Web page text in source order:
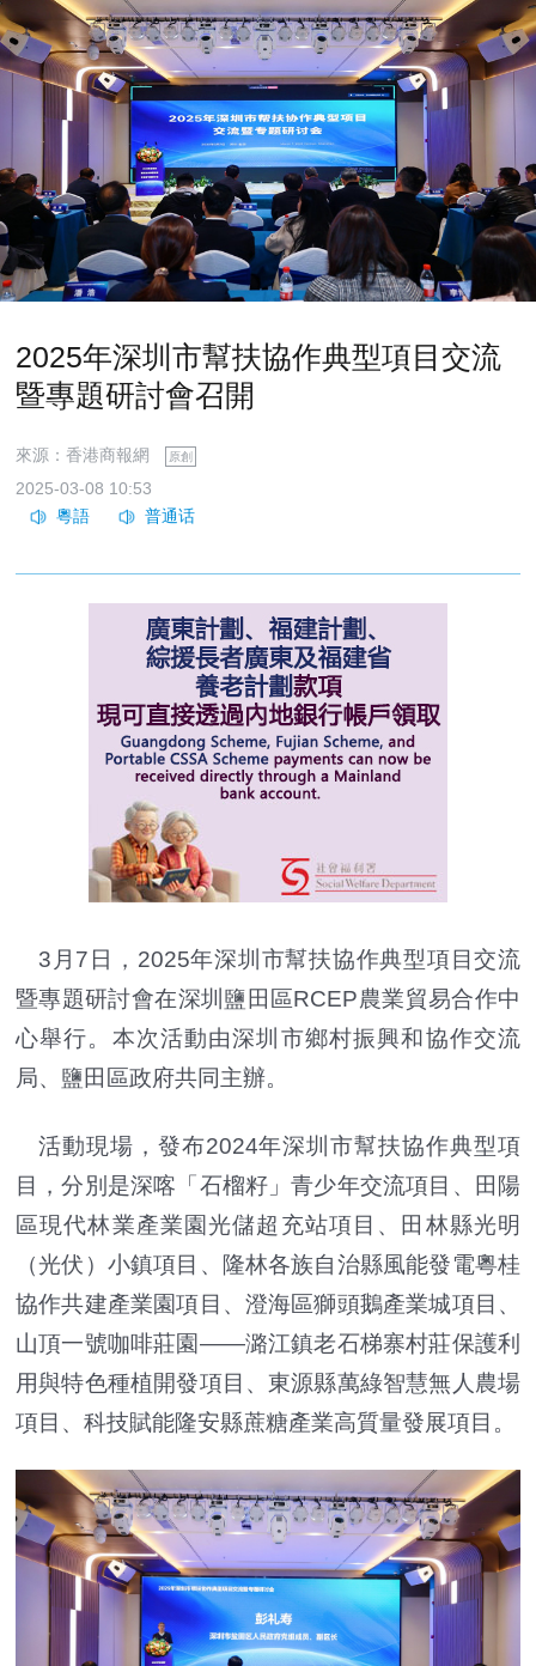
2025年深圳市幫扶協作典型項目交流
暨專題研討會召開
來源：香港商報網 原創
2025-03-08 10:53
3月7日，2025年深圳市幫扶協作典型項目交流
暨專題研討會在深圳鹽田區RCEP農業貿易合作中
心舉行。本次活動由深圳市鄉村振興和協作交流
局、鹽田區政府共同主辦。
活動現場，發布2024年深圳市幫扶協作典型項
目，分別是深喀「石榴籽」青少年交流項目、田陽
區現代林業產業園光儲超充站項目、田林縣光明
（光伏）小鎮項目、隆林各族自治縣風能發電粵桂
協作共建產業園項目、澄海區獅頭鵝產業城項目、
山頂一號咖啡莊園——潞江鎮老石梯寨村莊保護利
用與特色種植開發項目、東源縣萬綠智慧無人農場
項目、科技賦能隆安縣蔗糖產業高質量發展項目。